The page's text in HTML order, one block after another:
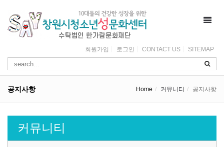
회원가입 로그인 CONTACT US SITEMAP
공지사항 Home 커뮤니티 공지사항
커뮤니티